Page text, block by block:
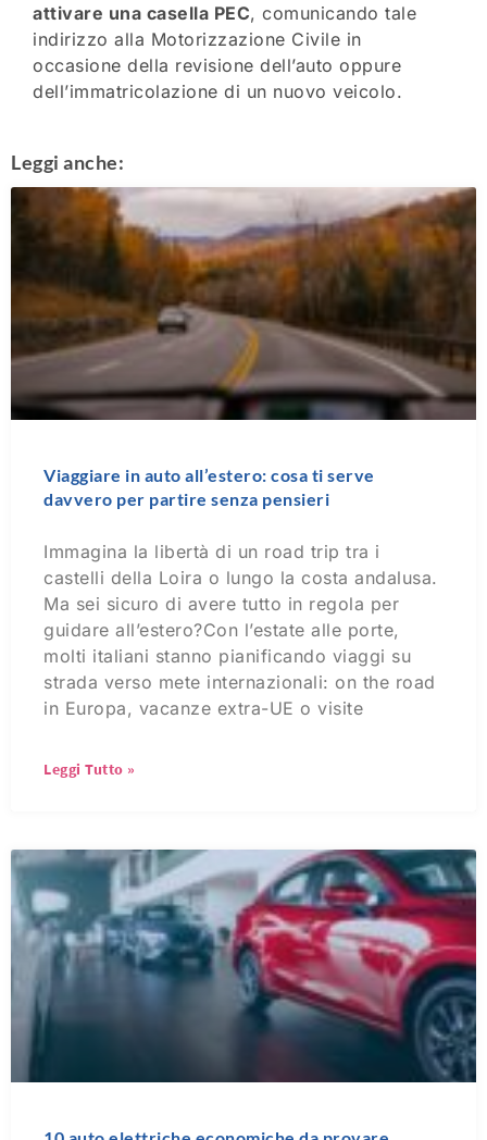
attivare una casella PEC, comunicando tale
indirizzo alla Motorizzazione Civile in
occasione della revisione dell’auto oppure
dell’immatricolazione di un nuovo veicolo.
Leggi anche:
Viaggiare in auto all’estero: cosa ti serve
davvero per partire senza pensieri
Immagina la libertà di un road trip tra i
castelli della Loira o lungo la costa andalusa.
Ma sei sicuro di avere tutto in regola per
guidare all’estero?Con l’estate alle porte,
molti italiani stanno pianificando viaggi su
strada verso mete internazionali: on the road
in Europa, vacanze extra-UE o visite
Leggi Tutto »